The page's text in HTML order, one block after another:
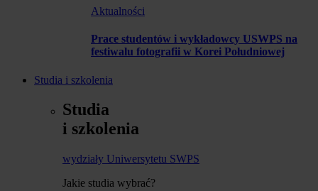
Aktualności
Prace studentów i wykładowcy USWPS na
festiwalu fotografii w Korei Południowej
Studia i szkolenia
Studia
i szkolenia
wydziały Uniwersytetu SWPS
Jakie studia wybrać?